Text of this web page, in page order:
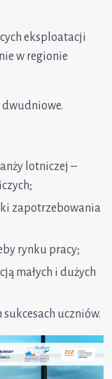
eksploatacji
w regionie
dwudniowe.
lotniczej –
zapotrzebowania
rynku pracy;
małych i dużych
uczniów.